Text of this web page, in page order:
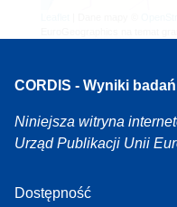
CORDIS - Wyniki
Niniejsza witryna
Urząd Publikacji Unii
Dostępność